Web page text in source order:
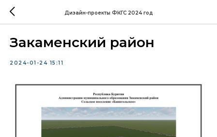
Дизайн-проекты ФКГС 2024 год
Закаменский район
2024-01-24 15:11